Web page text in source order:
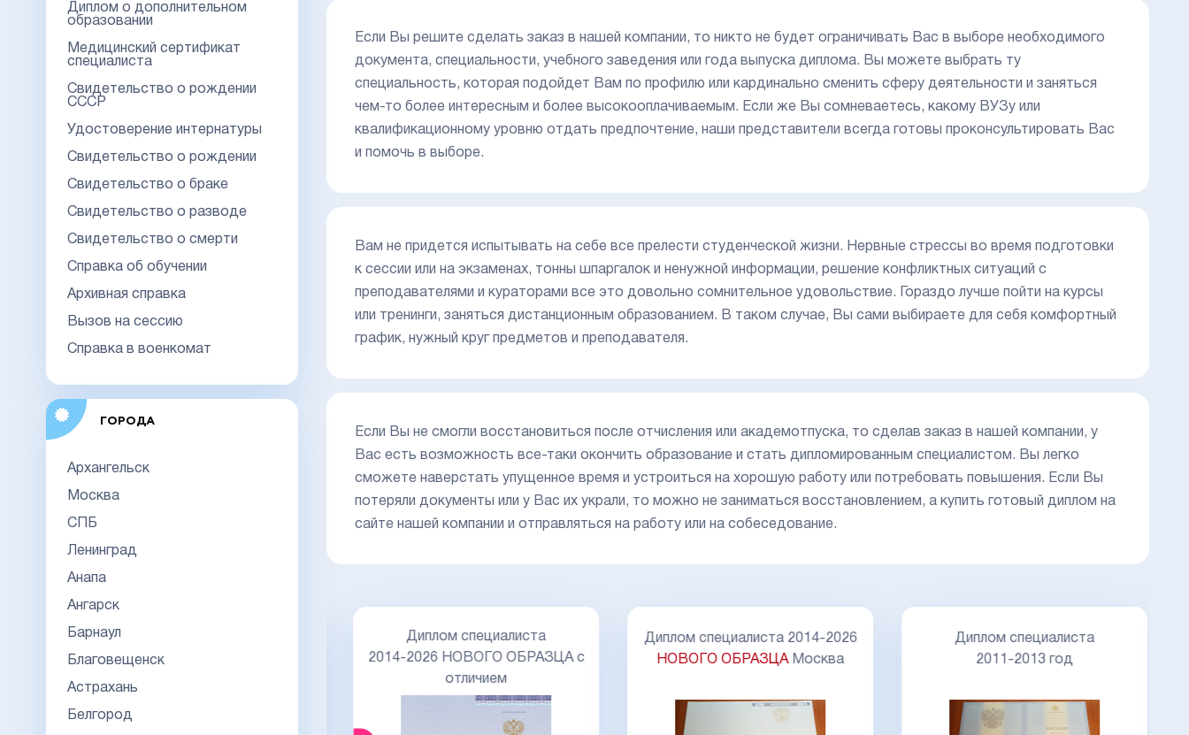
Диплом о дополнительном
образовании
Медицинский сертификат
специалиста
Свидетельство о рождении
СССР
Удостоверение интернатуры
Свидетельство о рождении
Свидетельство о браке
Свидетельство о разводе
Свидетельство о смерти
Справка об обучении
Архивная справка
Вызов на сессию
Справка в военкомат
ГОРОДА
Архангельск
Москва
СПБ
Ленинград
Анапа
Ангарск
Барнаул
Благовещенск
Астрахань
Белгород
Если Вы решите сделать заказ в нашей компании, то никто не будет ограничивать Вас в выборе необходимого
документа, специальности, учебного заведения или года выпуска диплома. Вы можете выбрать ту
специальность, которая подойдет Вам по профилю или кардинально сменить сферу деятельности и заняться
чем-то более интересным и более высокооплачиваемым. Если же Вы сомневаетесь, какому ВУЗу или
квалификационному уровню отдать предпочтение, наши представители всегда готовы проконсультировать Вас
и помочь в выборе.
Вам не придется испытывать на себе все прелести студенческой жизни. Нервные стрессы во время подготовки
к сессии или на экзаменах, тонны шпаргалок и ненужной информации, решение конфликтных ситуаций с
преподавателями и кураторами все это довольно сомнительное удовольствие. Гораздо лучше пойти на курсы
или тренинги, заняться дистанционным образованием. В таком случае, Вы сами выбираете для себя комфортный
график, нужный круг предметов и преподавателя.
Если Вы не смогли восстановиться после отчисления или академотпуска, то сделав заказ в нашей компании, у
Вас есть возможность все-таки окончить образование и стать дипломированным специалистом. Вы легко
сможете наверстать упущенное время и устроиться на хорошую работу или потребовать повышения. Если Вы
потеряли документы или у Вас их украли, то можно не заниматься восстановлением, а купить готовый диплом на
сайте нашей компании и отправляться на работу или на собеседование.
Диплом специалиста 2014-2026
НОВОГО ОБРАЗЦА
Диплом специалиста
2014-2026 НОВОГО ОБРАЗЦА с
отличием
Диплом специалиста 2014-2026
НОВОГО ОБРАЗЦАМосква
Диплом специалиста
2011-2013 год